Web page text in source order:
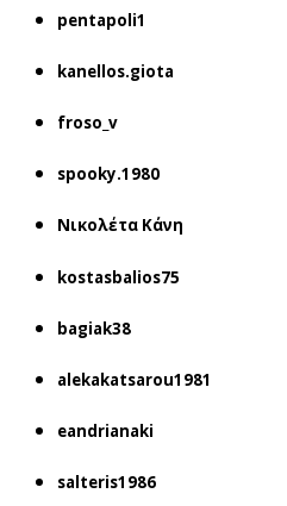
pentapoli1
kanellos.giota
froso_v
spooky.1980
Νικολέτα Κάνη
kostasbalios75
bagiak38
alekakatsarou1981
eandrianaki
salteris1986